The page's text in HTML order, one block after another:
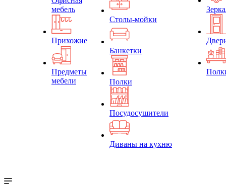
мебель
Прихожие
Предметы
мебели
Столы-мойки
Банкетки
Полки
Посудосушители
Диваны на кухню